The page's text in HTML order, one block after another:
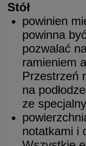
Stół
powinien
powinna
pozwalać
ramieniem
Przestrzeń
na
ze
notatkami i